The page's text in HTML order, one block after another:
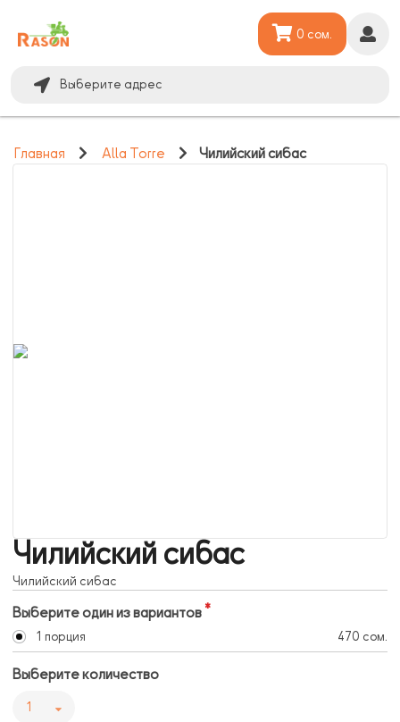
Выберите адрес
0 сом.
Главная Alla Torre Чилийский сибас
Чилийский сибас
Чилийский сибас
Выберите один из вариантов
1 порция 470 сом.
Выберите количество
1